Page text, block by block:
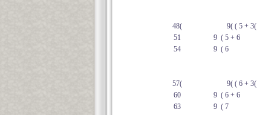
48(
9( ( 5 + 3(
51
9 ( 5 + 6
54
9 ( 6
57(
9( ( 6 + 3(
60
9 ( 6 + 6
63
9 ( 7